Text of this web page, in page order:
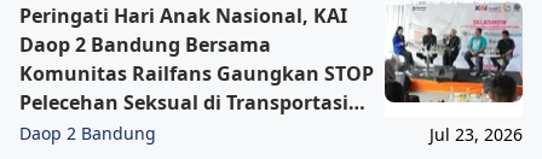
Peringati Hari Anak Nasional, KAI
Daop 2 Bandung Bersama
Komunitas Railfans Gaungkan STOP
Pelecehan Seksual di Transportasi
Publik Kereta Api
Daop 2 Bandung Jul 23, 2026